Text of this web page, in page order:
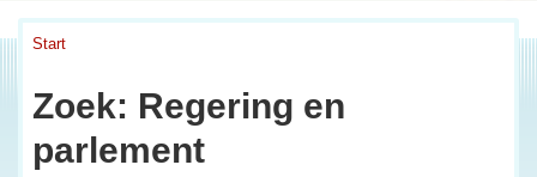
Start
Zoek: Regering en
parlement